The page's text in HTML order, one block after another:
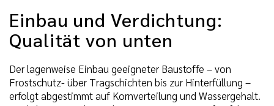
Einbau und Verdichtung:
Qualität von unten
Der lagenweise Einbau geeigneter Baustoffe – von
Frostschutz- über Tragschichten bis zur Hinterfüllung –
erfolgt abgestimmt auf Kornverteilung und Wassergehalt.